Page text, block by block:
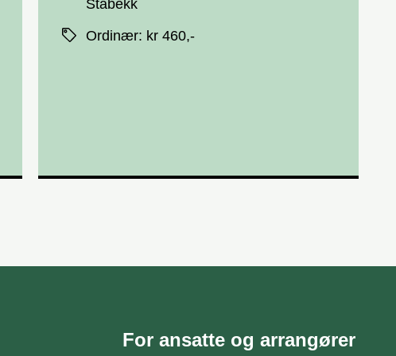
Stabekk
Ordinær: kr 460,-
For ansatte og arrangører